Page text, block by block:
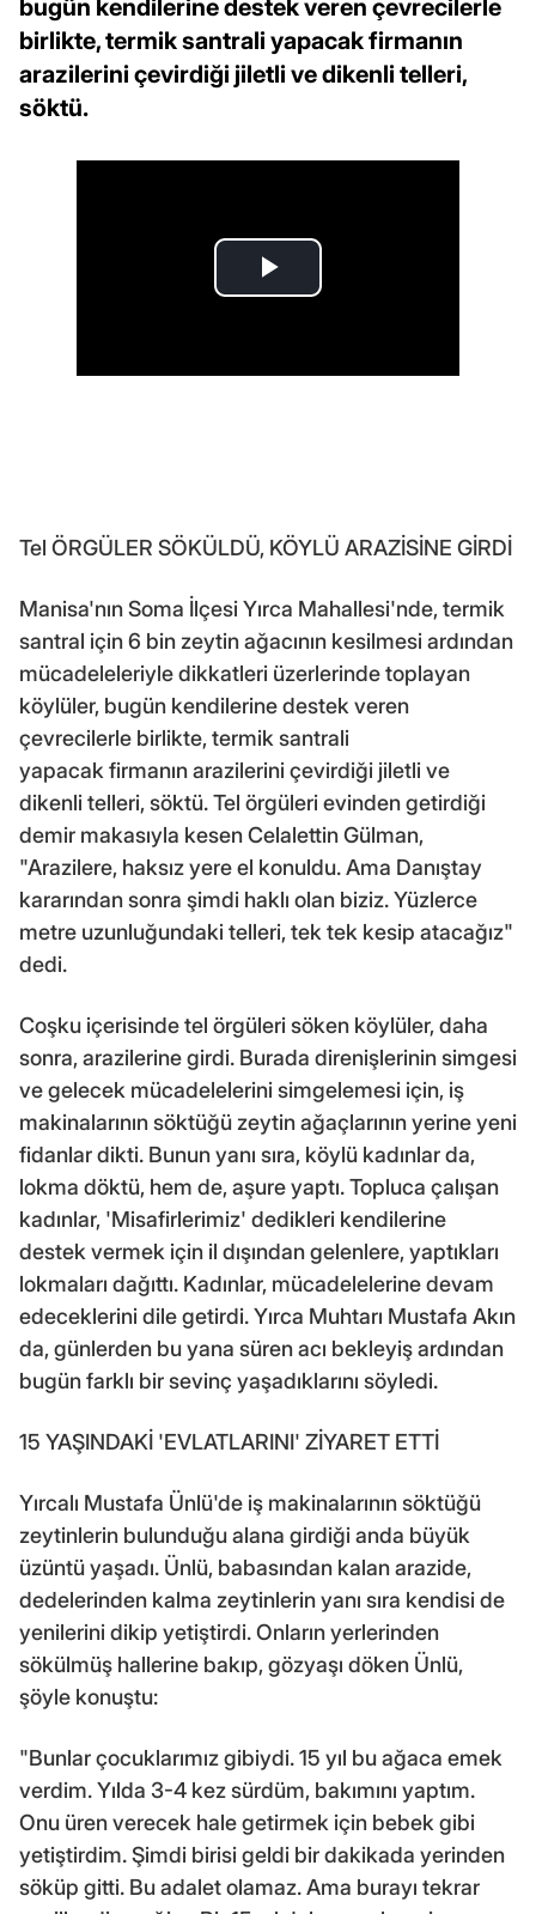
bugün kendilerine destek veren çevrecilerle
birlikte, termik santrali yapacak firmanın
arazilerini çevirdiği jiletli ve dikenli telleri,
söktü.
Tel ÖRGÜLER SÖKÜLDÜ, KÖYLÜ ARAZİSİNE GİRDİ
Manisa'nın Soma İlçesi Yırca Mahallesi'nde, termik
santral için 6 bin zeytin ağacının kesilmesi ardından
mücadeleleriyle dikkatleri üzerlerinde toplayan
köylüler, bugün kendilerine destek veren
çevrecilerle birlikte, termik santrali
yapacak firmanın arazilerini çevirdiği jiletli ve
dikenli telleri, söktü. Tel örgüleri evinden getirdiği
demir makasıyla kesen Celalettin Gülman,
"Arazilere, haksız yere el konuldu. Ama Danıştay
kararından sonra şimdi haklı olan biziz. Yüzlerce
metre uzunluğundaki telleri, tek tek kesip atacağız"
dedi.
Coşku içerisinde tel örgüleri söken köylüler, daha
sonra, arazilerine girdi. Burada direnişlerinin simgesi
ve gelecek mücadelelerini simgelemesi için, iş
makinalarının söktüğü zeytin ağaçlarının yerine yeni
fidanlar dikti. Bunun yanı sıra, köylü kadınlar da,
lokma döktü, hem de, aşure yaptı. Topluca çalışan
kadınlar, 'Misafirlerimiz' dedikleri kendilerine
destek vermek için il dışından gelenlere, yaptıkları
lokmaları dağıttı. Kadınlar, mücadelelerine devam
edeceklerini dile getirdi. Yırca Muhtarı Mustafa Akın
da, günlerden bu yana süren acı bekleyiş ardından
bugün farklı bir sevinç yaşadıklarını söyledi.
15 YAŞINDAKİ 'EVLATLARINI' ZİYARET ETTİ
Yırcalı Mustafa Ünlü'de iş makinalarının söktüğü
zeytinlerin bulunduğu alana girdiği anda büyük
üzüntü yaşadı. Ünlü, babasından kalan arazide,
dedelerinden kalma zeytinlerin yanı sıra kendisi de
yenilerini dikip yetiştirdi. Onların yerlerinden
sökülmüş hallerine bakıp, gözyaşı döken Ünlü,
şöyle konuştu:
"Bunlar çocuklarımız gibiydi. 15 yıl bu ağaca emek
verdim. Yılda 3-4 kez sürdüm, bakımını yaptım.
Onu üren verecek hale getirmek için bebek gibi
yetiştirdim. Şimdi birisi geldi bir dakikada yerinden
söküp gitti. Bu adalet olamaz. Ama burayı tekrar